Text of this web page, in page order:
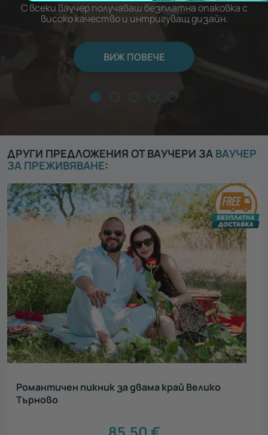
С всеки ваучер получаваш безплатна опаковка с
високо качество и интригуващ дизайн.
ВИЖ ПОВЕЧЕ
ДРУГИ ПРЕДЛОЖЕНИЯ ОТ ВАУЧЕРИ ЗА ВАУЧЕР
ЗА ПРЕЖИВЯВАНЕ:
Романтичен пикник за двама край Велико
Търново